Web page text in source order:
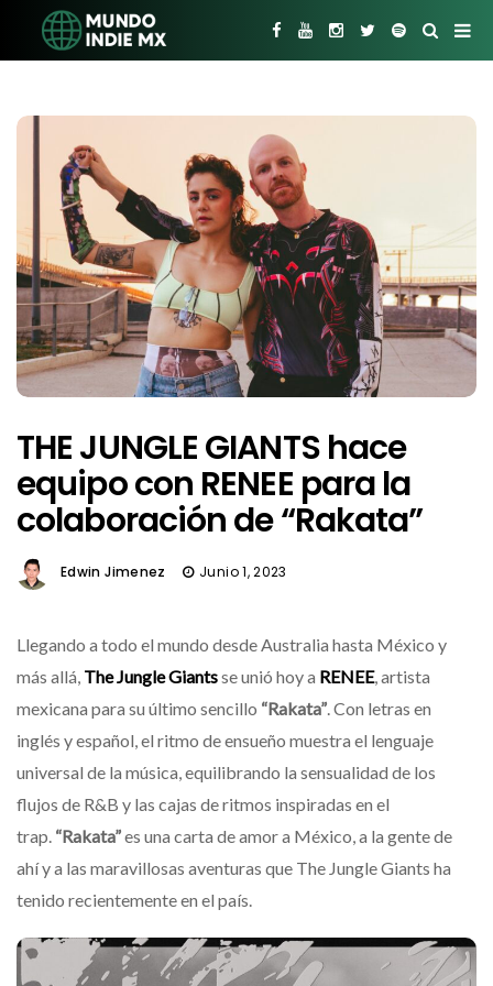
THE JUNGLE GIANTS hace
equipo con RENEE para la
colaboración de “Rakata”
Edwin Jimenez Junio 1, 2023
Llegando a todo el mundo desde Australia hasta México y
más allá, The Jungle Giantsse unió hoy a RENEE, artista
mexicana para su último sencillo “Rakata”. Con letras en
inglés y español, el ritmo de ensueño muestra el lenguaje
universal de la música, equilibrando la sensualidad de los
flujos de R&B y las cajas de ritmos inspiradas en el
trap. “Rakata”es una carta de amor a México, a la gente de
ahí y a las maravillosas aventuras que The Jungle Giants ha
tenido recientemente en el país.